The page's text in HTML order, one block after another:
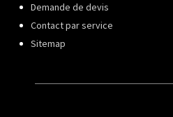
Demande de devis
Contact par service
Sitemap